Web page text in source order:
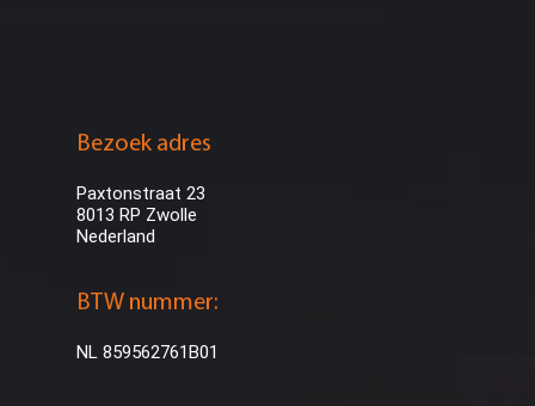
Bezoek adres
Paxtonstraat 23
8013 RP Zwolle
Nederland
BTW nummer:
NL 859562761B01